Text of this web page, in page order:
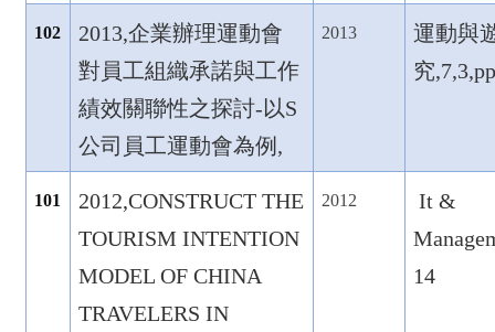
102 2013,企業辦理運動會
對員工組織承諾與工作
績效關聯性之探討-以S
公司員工運動會為例,
2013
運動與
究
101
2012,CONSTRUCT THE
TOURISM INTENTION
MODEL OF CHINA
TRAVELERS IN
2012
It &
14